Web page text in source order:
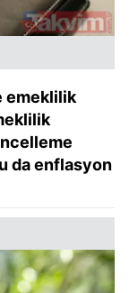
emeklilik
da enflasyon